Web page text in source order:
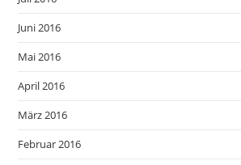
Juni 2016
Mai 2016
April 2016
März 2016
Februar 2016